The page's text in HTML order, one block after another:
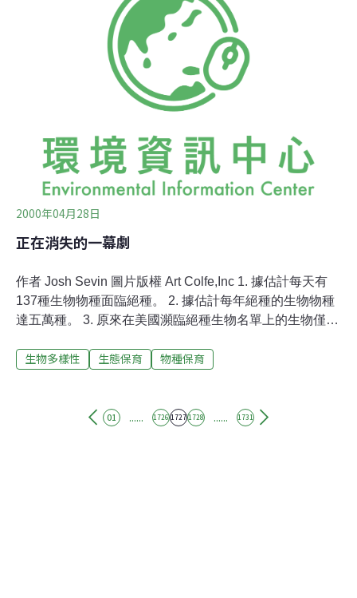
殖期在每年的秋冬兩季（10月至隔年3月），此時雄蛙會
從山林裏遷移到低窪有水的地方，然後在靠近水邊的草
根、石縫或落葉底下挖洞鳴叫。巢的直徑約5公分，深約2
到4公分，由於上覆有遮蔽物，所以不容易看到。 雄蛙的
叫聲長而低沉，冬夜裏聽起來有一點淒涼的感覺。單獨一
隻鳴叫時，叫聲是一到兩個音節、低沉而單調的「呱-」；
有時尾音還會加上短促的「咯、咯、咯」，以增加變化及
吸引力。在雌
2000年04月28日
正在消失的一幕劇
作者 Josh Sevin 圖片版權 Art Colfe,Inc 1. 據估計每天有
137種生物物種面臨絕種。 2. 據估計每年絕種的生物物種
達五萬種。 3. 原來在美國瀕臨絕種生物名單上的生物僅有
已達1,201種。 5. 在美國，有43%的瀕臨絕種和受威脅生
種類尚需進一步篩檢其醫學價值。 8. 有三千萬種動物和植
生物多樣性 生態保育 物種保育
01 ...... 172617271728 ...... 1731